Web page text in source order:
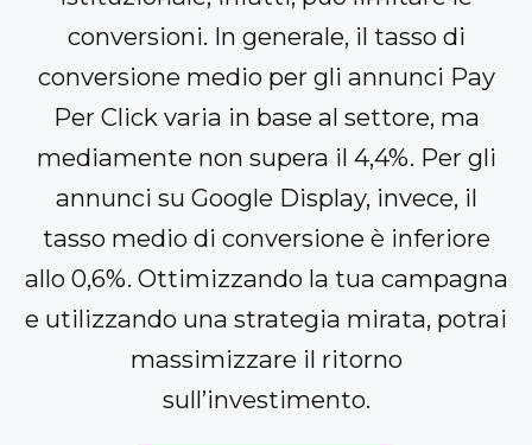
conversioni. In generale, il tasso di
conversione medio per gli annunci Pay
Per Click varia in base al settore, ma
mediamente non supera il 4,4%. Per gli
annunci su Google Display, invece, il
tasso medio di conversione è inferiore
allo 0,6%. Ottimizzando la tua campagna
e utilizzando una strategia mirata, potrai
massimizzare il ritorno
sull’investimento.